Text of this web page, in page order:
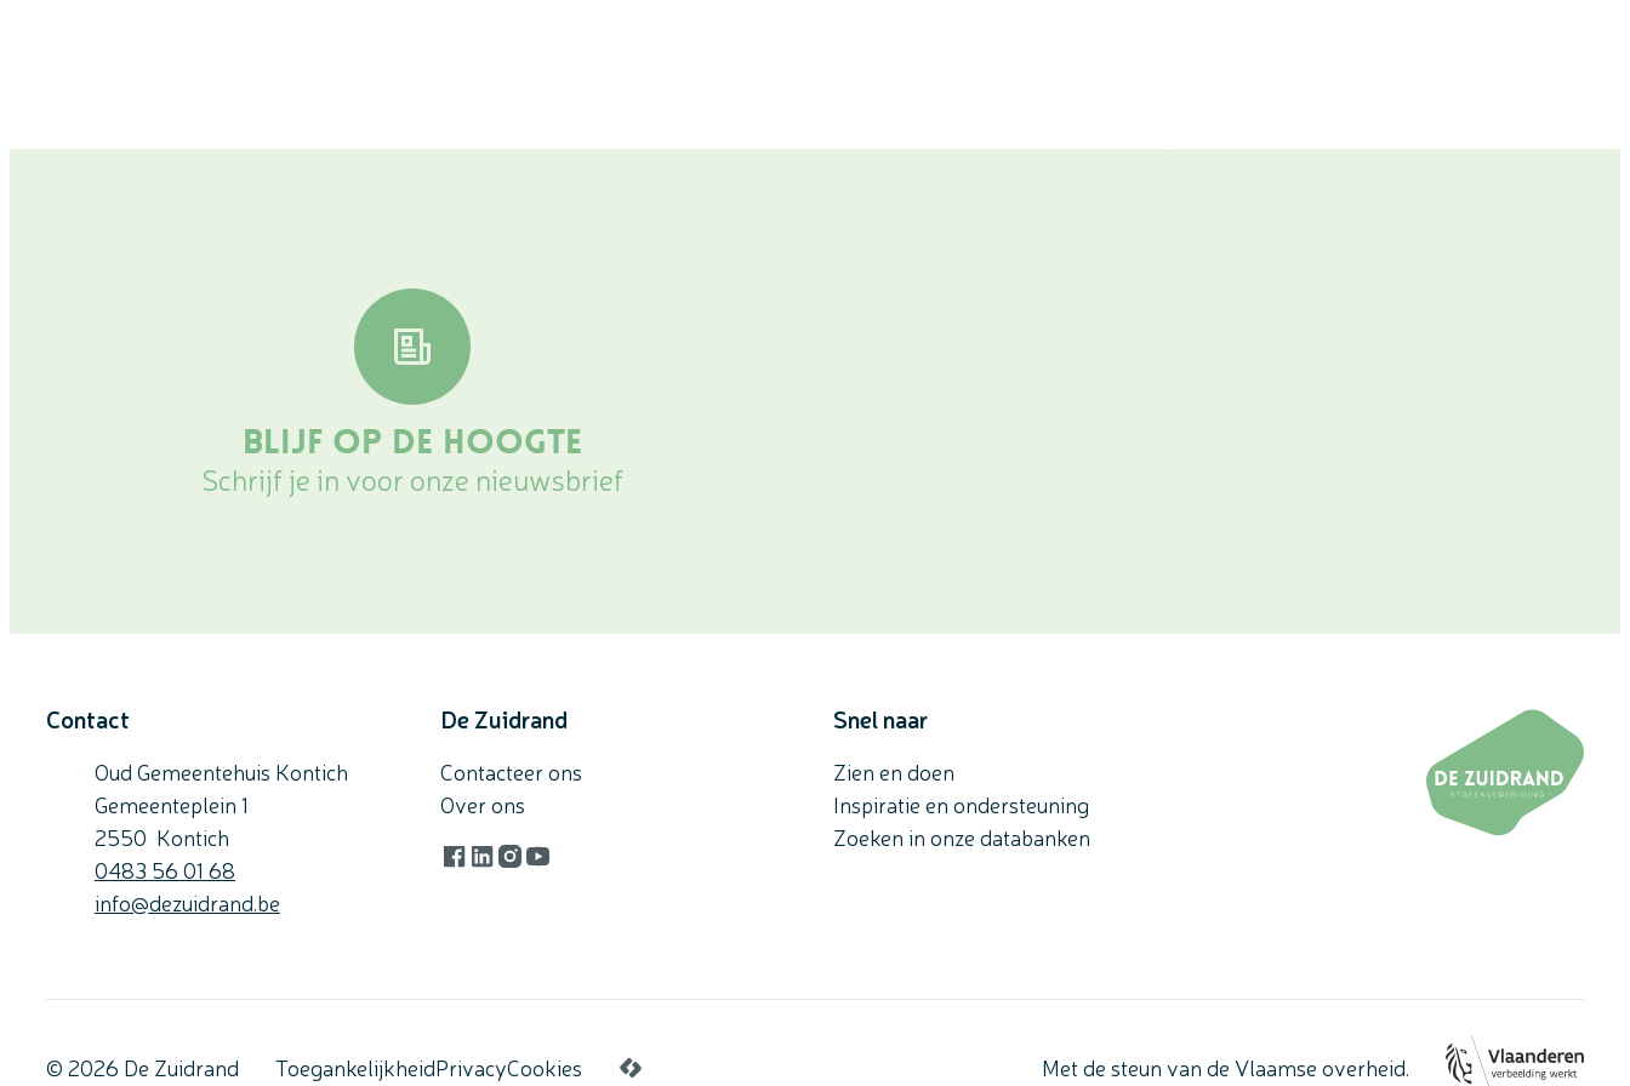
Blijf op de hoogte
Schrijf je in voor onze nieuwsbrief
Contact
Oud Gemeentehuis Kontich
Gemeenteplein 1
,
2550 Kontich
0483 56 01 68
E-mailinfo@dezuidrand.be
De Zuidrand
Contacteer ons
Over ons
Facebook
LinkedIn
Instagram
YouTube
Snel naar
Zien en doen
Inspiratie en ondersteuning
Zoeken in onze databanken
© 2026 De Zuidrand ToegankelijkheidPrivacyCookies LCP nv 2026 © Met de steun van de Vlaamse overheid.